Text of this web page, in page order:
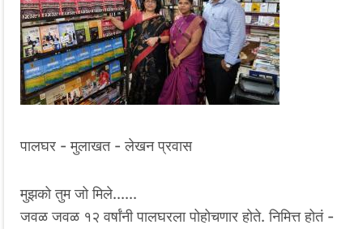
पालघर - मुलाखत - लेखन प्रवास
मुझको तुम जो मिले......
जवळ जवळ १२ वर्षांनी पालघरला पोहोचणार होते. निमित्त होतं -